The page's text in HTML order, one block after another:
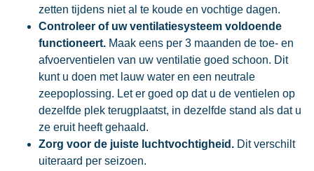
zetten tijdens niet al te koude en vochtige dagen.
Controleer of uw ventilatiesysteem voldoende
functioneert. Maak eens per 3 maanden de toe- en
afvoerventielen van uw ventilatie goed schoon. Dit
kunt u doen met lauw water en een neutrale
zeepoplossing. Let er goed op dat u de ventielen op
dezelfde plek terugplaatst, in dezelfde stand als dat u
ze eruit heeft gehaald.
Zorg voor de juiste luchtvochtigheid. Dit verschilt
uiteraard per seizoen.